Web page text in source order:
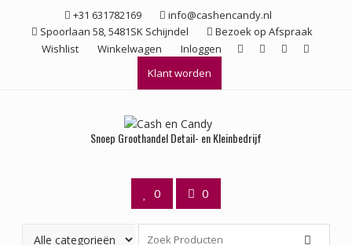
+31 631782169
info@cashencandy.nl
Spoorlaan 58, 5481SK Schijndel
Bezoek op Afspraak
Wishlist
Winkelwagen
Inloggen
Klant worden
Snoep Groothandel Detail- en Kleinbedrijf
0 0